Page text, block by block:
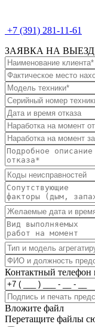
+7 (391) 281-11-61
ЗАЯВКА НА
Контактный телефон
Вложите файл
Перетащите файлы